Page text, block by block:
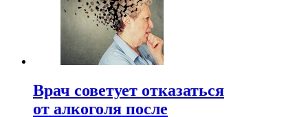
Врач советует отказаться
от алкоголя после